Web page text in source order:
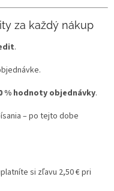
za každý nákup
.
% hodnoty objednávky.
– po tejto dobe
si zľavu 2,50 € pri